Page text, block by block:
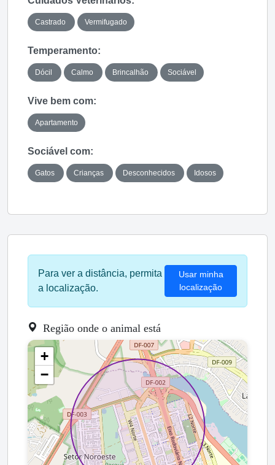
Castrado Vermifugado
Temperamento:
Dócil Calmo Brincalhão Sociável
Vive bem com:
Apartamento
Sociável com:
Gatos Crianças Desconhecidos Idosos
Para ver a distância, permita
a localização.
Usar minha
localização
Região onde o animal está
+
−